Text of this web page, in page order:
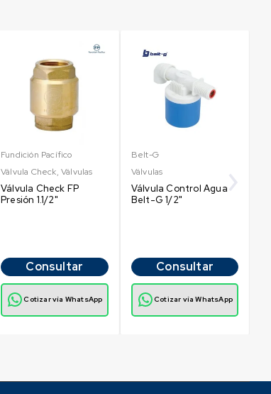
Fundición Pacífico
Válvula Check,Válvulas
Válvula Check FP
Presión 1.1/2"
Consultar
Cotizar vía WhatsApp
Belt-G
Válvulas
Válvula Control Agua
Belt-G 1/2"
Consultar
Cotizar vía WhatsApp